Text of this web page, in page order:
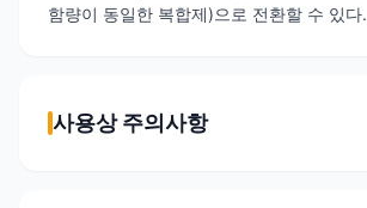
함량이 동일한 복합제)으로 전환할 수 있다.
사용상 주의사항